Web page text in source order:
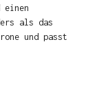
einen
als das
und passt